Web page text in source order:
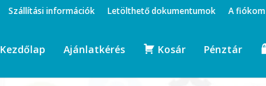
Szállítási információk Letölthető dokumentumok A fiókom
Kezdőlap Ajánlatkérés Kosár Pénztár